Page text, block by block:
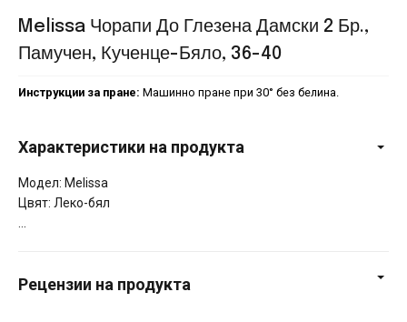
Melissa Чорапи До Глезена Дамски 2 Бр.,
Памучен, Кученце-Бяло, 36-40
Инструкции за пране: Машинно пране при 30° без белина.
Характеристики на продукта
Модел: Melissa
Цвят: Леко-бял